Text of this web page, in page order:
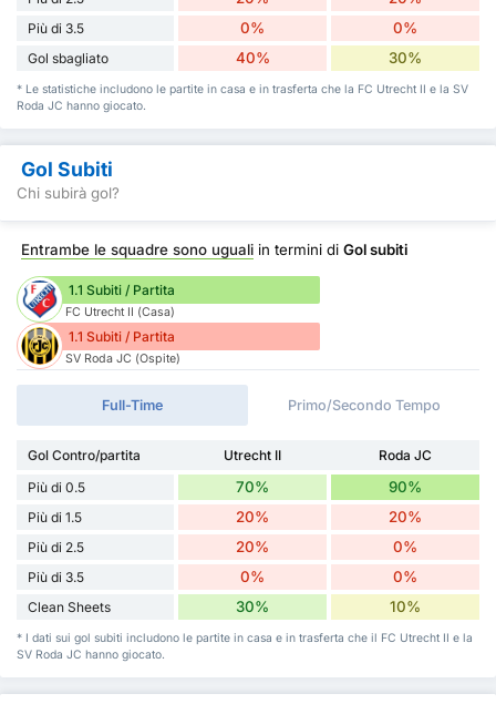
Più di 3.5 0% 0%
Gol sbagliato 40% 30%
* Le statistiche includono le partite in casa e in trasferta che la FC Utrecht II e la SV
Roda JC hanno giocato.
Gol Subiti
Chi subirà gol?
Entrambe le squadre sono uguali in termini di Gol subiti
1.1 Subiti / Partita
FC Utrecht II (Casa)
1.1 Subiti / Partita
SV Roda JC (Ospite)
Full-Time Primo/Secondo Tempo
Gol Contro/partita Utrecht II
Roda JC
Più di 0.5
70% 90%
Più di 1.5 20% 20%
Più di 2.5 20% 0%
Più di 3.5 0% 0%
Clean Sheets 30% 10%
* I dati sui gol subiti includono le partite in casa e in trasferta che il FC Utrecht II e la
SV Roda JC hanno giocato.